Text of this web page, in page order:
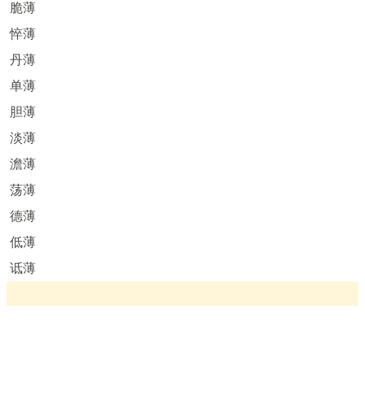
脆薄
悴薄
丹薄
单薄
胆薄
淡薄
澹薄
荡薄
德薄
低薄
诋薄